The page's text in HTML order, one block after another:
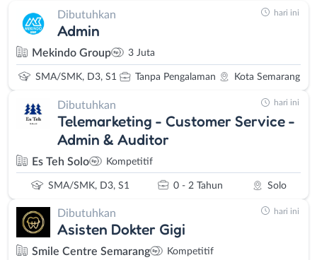
Dibutuhkan
Admin
Mekindo Group 3 Juta
SMA/SMK, D3, S1 Tanpa Pengalaman Kota Semarang
hari ini
Dibutuhkan
Telemarketing - Customer Service -
Admin & Auditor
Es Teh Solo Kompetitif
SMA/SMK, D3, S1 0 - 2 Tahun Solo
hari ini
Dibutuhkan
Asisten Dokter Gigi
Smile Centre Semarang Kompetitif
hari ini